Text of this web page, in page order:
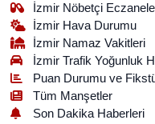
İzmir Nöbetçi
İzmir Hava Durumu
İzmir Namaz Vakitleri
İzmir Trafik Yoğunluk
Puan Durumu ve
Tüm Manşetler
Son Dakika Haberleri